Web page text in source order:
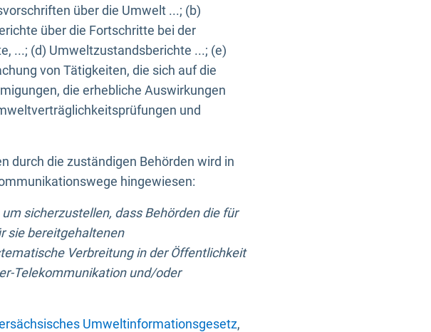
über die Umwelt ...; (b)
über die Fortschritte bei der
...; (d) Umweltzustandsberichte ...; (e)
von Tätigkeiten, die sich auf die
die erhebliche Auswirkungen
und
durch die zuständigen Behörden wird in
hingewiesen:
sicherzustellen, dass Behörden die für
sie bereitgehaltenen
Verbreitung in der Öffentlichkeit
Telekommunikation und/oder
Umweltinformationsgesetz,